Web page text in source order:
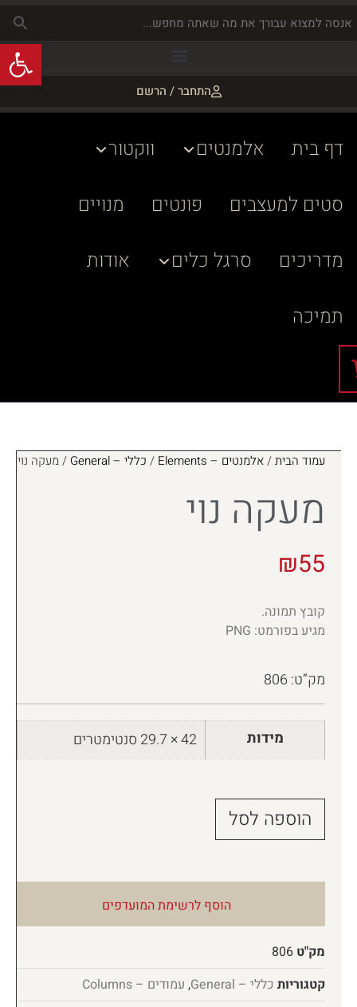
התחבר / הרשם
דף בית אלמנטים
ווקטור
סטים למעצבים
פונטים
מנויים
מדריכים
סרגל כלים
אודות
תמיכה
עמוד הבית/אלמנטים – Elements / כללי – General / מעקה נוי
מעקה נוי
₪55
קובץ תמונה.
מגיע בפורמט: PNG
מק”ט: 806
מידות 42 × 29.7 סנטימטרים
הוספה לסל
הוסף לרשימת המועדפים
מק"ט 806
קטגוריות כללי – General , עמודים – Columns